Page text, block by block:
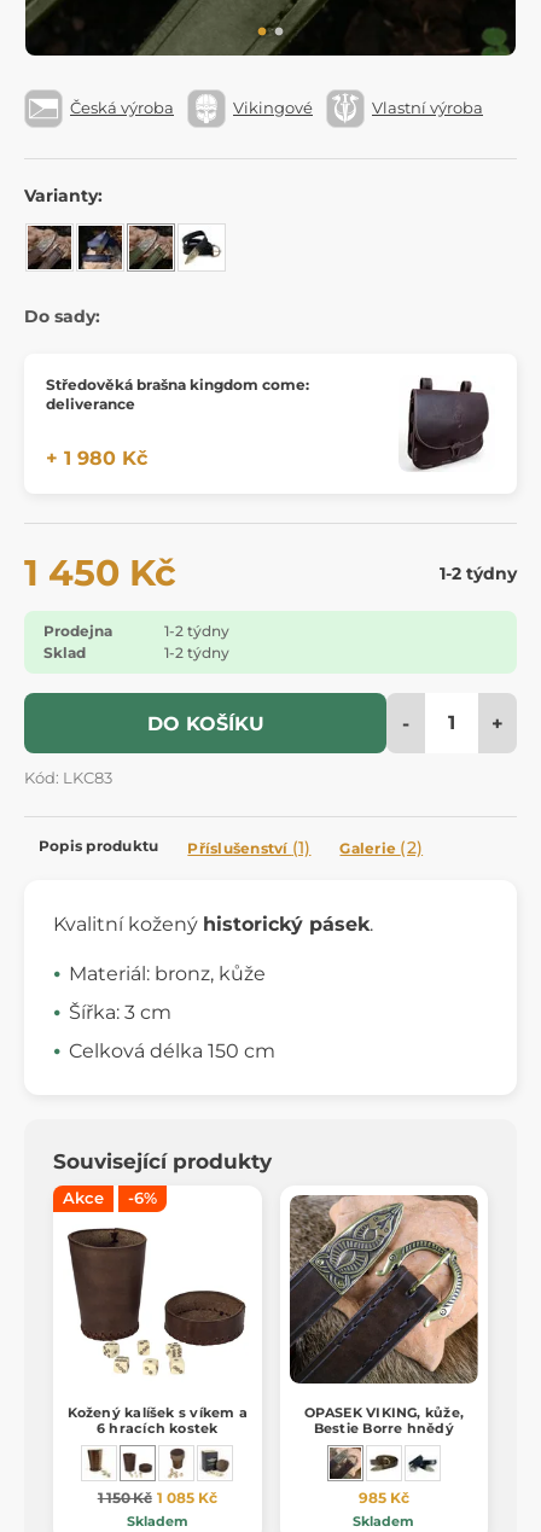
Česká výroba Vikingové Vlastní výroba
Varianty:
Do sady:
Středověká brašna kingdom come:
deliverance
+ 1 980 Kč
1 450 Kč 1-2 týdny
Prodejna
1-2 týdny
Sklad
1-2 týdny
DO KOŠÍKU - +
Kód: LKC83
Popis produktu Příslušenství (1) Galerie (2)
Kvalitní kožený historický pásek.
Materiál: bronz, kůže
Šířka: 3 cm
Celková délka 150 cm
Související produkty
Akce -6%
Kožený kalíšek s víkem a
6 hracích kostek
1 150 Kč 1 085 Kč
Skladem
OPASEK VIKING, kůže,
Bestie Borre hnědý
985 Kč
Skladem